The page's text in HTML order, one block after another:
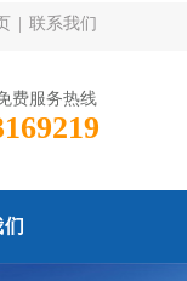
联系我们
费服务热线